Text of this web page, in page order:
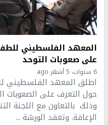
المعهد الفلسطيني
على صعوبات التوحد
6 سنوات، 5 أشهر ago
اطلق المعهد الفلسطيني
حول التعرف على الصعوبات
وذلك بالتعاون مع اللجنة
الإعاقة. وتعقد الورشة ...